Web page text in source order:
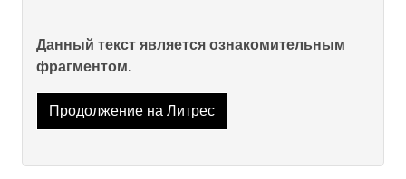
Данный текст является ознакомительным
фрагментом.
Продолжение на Литрес